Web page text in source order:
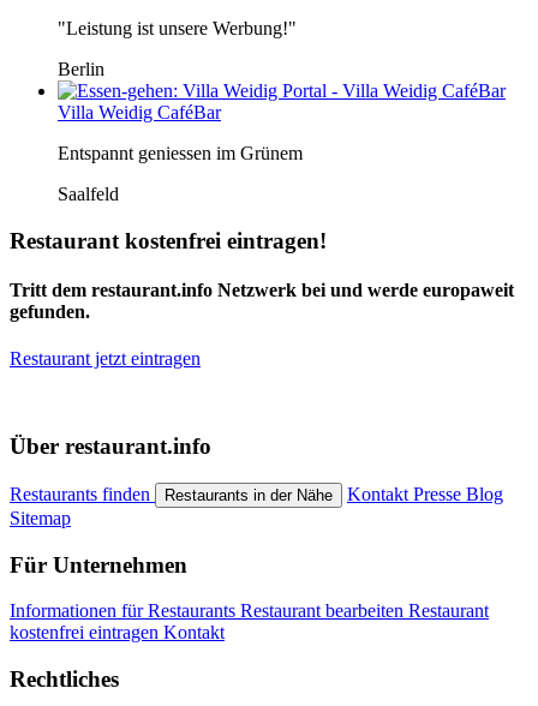
"Leistung ist unsere Werbung!"
Berlin
Villa Weidig CaféBar
Entspannt geniessen im Grünem
Saalfeld
Restaurant kostenfrei eintragen!
Tritt dem restaurant.info Netzwerk bei und werde europaweit
gefunden.
Restaurant jetzt eintragen
Über restaurant.info
Restaurants finden Restaurants in der Nähe Kontakt Presse Blog
Sitemap
Für Unternehmen
Informationen für Restaurants Restaurant bearbeiten Restaurant
kostenfrei eintragen Kontakt
Rechtliches